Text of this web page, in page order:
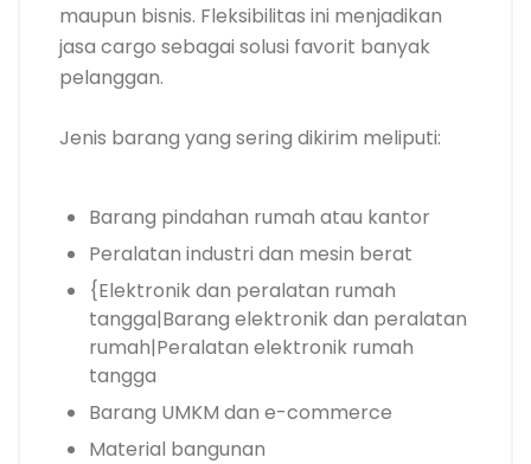
maupun bisnis. Fleksibilitas ini menjadikan
jasa cargo sebagai solusi favorit banyak
pelanggan.
Jenis barang yang sering dikirim meliputi:
Barang pindahan rumah atau kantor
Peralatan industri dan mesin berat
{Elektronik dan peralatan rumah
tangga|Barang elektronik dan peralatan
rumah|Peralatan elektronik rumah
tangga
Barang UMKM dan e-commerce
Material bangunan